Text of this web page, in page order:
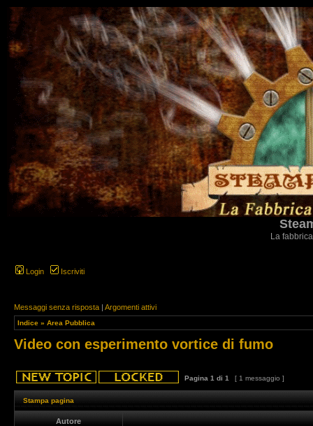
La
Login Iscriviti
Messaggi senza risposta | Argomenti attivi
Indice » Area Pubblica
Video con esperimento vortice di fumo
Pagina 1 di 1 [ 1 messaggio ]
Stampa pagina
Autore